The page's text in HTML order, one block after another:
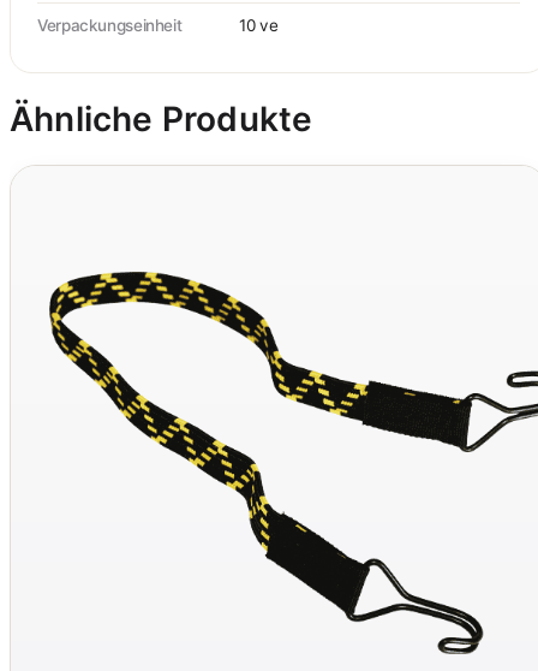
Verpackungseinheit 10 ve
Ähnliche Produkte